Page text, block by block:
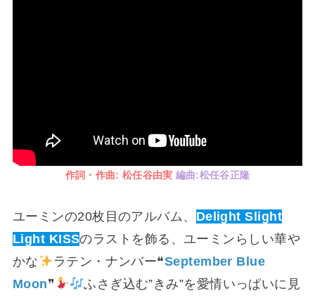
作詞・作曲: 松任谷由実 編曲:松任谷正隆
ユーミンの20枚目のアルバム、 Delight Slight
Light KISSのラストを飾る、ユーミンらしい華や
かな
ラテン・ナンバー❝September Blue
Moon❞
ふさぎ込む”きみ”を愛情いっぱいに見